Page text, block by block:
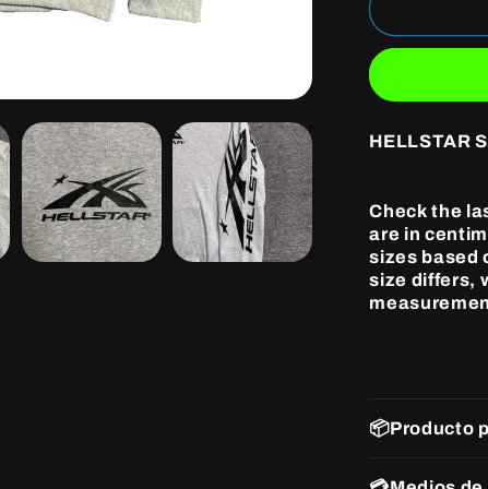
SAMPLE
HELLSTAR
Check the
are in
sizes based
size differs,
📦Producto